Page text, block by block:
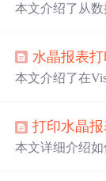
本文介绍了从
数据库表、手动
还给出了不同
水晶报表打
本文介绍了在
细讲解了从数
制器中处理数
打印水晶报
本文详细介绍如